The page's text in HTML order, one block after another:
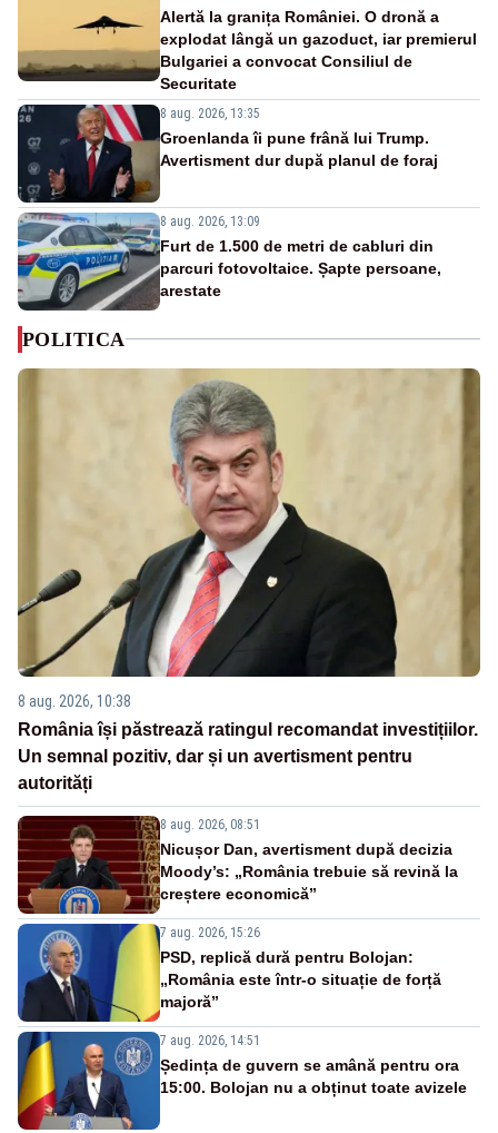
Alertă la granița României. O dronă a
explodat lângă un gazoduct, iar premierul
Bulgariei a convocat Consiliul de
Securitate
8 aug. 2026, 13:35
Groenlanda îi pune frână lui Trump.
Avertisment dur după planul de foraj
8 aug. 2026, 13:09
Furt de 1.500 de metri de cabluri din
parcuri fotovoltaice. Șapte persoane,
arestate
POLITICA
8 aug. 2026, 10:38
România își păstrează ratingul recomandat investițiilor.
Un semnal pozitiv, dar și un avertisment pentru
autorități
8 aug. 2026, 08:51
Nicușor Dan, avertisment după decizia
Moody’s: „România trebuie să revină la
creștere economică”
7 aug. 2026, 15:26
PSD, replică dură pentru Bolojan:
„România este într-o situație de forță
majoră”
7 aug. 2026, 14:51
Ședința de guvern se amână pentru ora
15:00. Bolojan nu a obținut toate avizele